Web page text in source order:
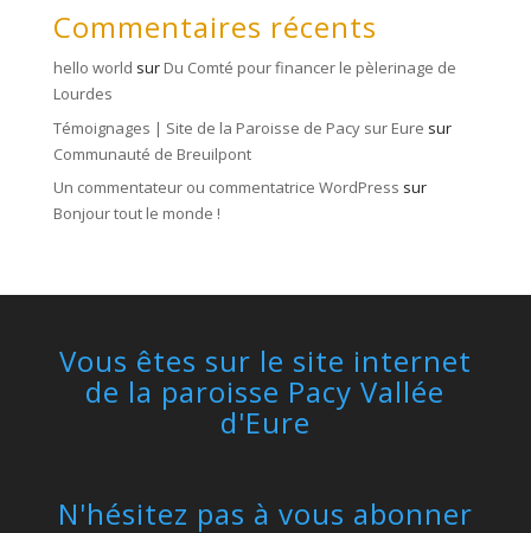
Commentaires récents
hello world sur Du Comté pour financer le pèlerinage de
Lourdes
Témoignages | Site de la Paroisse de Pacy sur Eure sur
Communauté de Breuilpont
Un commentateur ou commentatrice WordPress sur
Bonjour tout le monde !
Vous êtes sur le site internet
de la paroisse Pacy Vallée
d'Eure
N'hésitez pas à vous abonner